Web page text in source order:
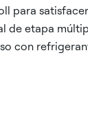
para
de etapa
con